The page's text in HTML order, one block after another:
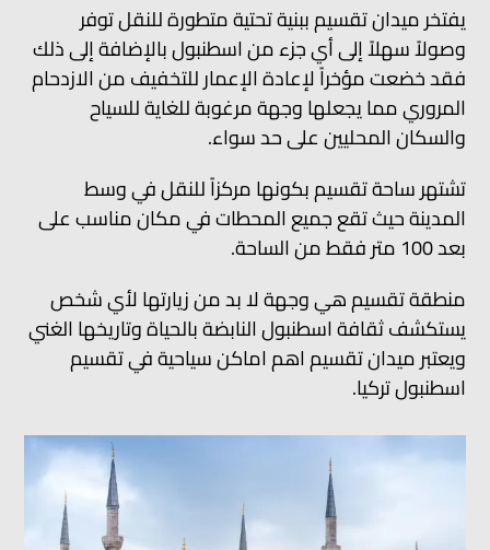
يفتخر ميدان تقسيم ببنية تحتية متطورة للنقل توفر
وصولاً سهلاً إلى أي جزء من اسطنبول بالإضافة إلى ذلك
فقد خضعت مؤخراً لإعادة الإعمار للتخفيف من الازدحام
المروري مما يجعلها وجهة مرغوبة للغاية للسياح
والسكان المحليين على حد سواء.
تشتهر ساحة تقسيم بكونها مركزاً للنقل في وسط
المدينة حيث تقع جميع المحطات في مكان مناسب على
بعد 100 متر فقط من الساحة.
منطقة تقسيم هي وجهة لا بد من زيارتها لأي شخص
يستكشف ثقافة اسطنبول النابضة بالحياة وتاريخها الغني
ويعتبر ميدان تقسيم اهم اماكن سياحية في تقسيم
اسطنبول تركيا.